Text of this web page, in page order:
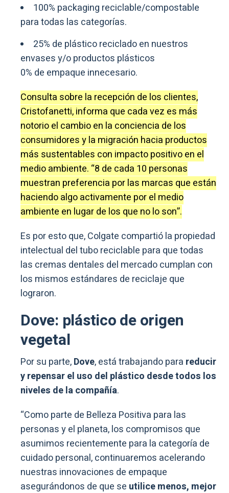
100% packaging reciclable/compostable
para todas las categorías.
25% de plástico reciclado en nuestros
envases y/o productos plásticos
0% de empaque innecesario.
Consulta sobre la recepción de los clientes,
Cristofanetti, informa que cada vez es más
notorio el cambio en la conciencia de los
consumidores y la migración hacia productos
más sustentables con impacto positivo en el
medio ambiente. “8 de cada 10 personas
muestran preferencia por las marcas que están
haciendo algo activamente por el medio
ambiente en lugar de los que no lo son”.
Es por esto que, Colgate compartió la propiedad
intelectual del tubo reciclable para que todas
las cremas dentales del mercado cumplan con
los mismos estándares de reciclaje que
lograron.
Dove: plástico de origen
vegetal
Por su parte,Dove, está trabajando para reducir
y repensar el uso del plástico desde todos los
niveles de la compañía.
“Como parte de Belleza Positiva para las
personas y el planeta, los compromisos que
asumimos recientemente para la categoría de
cuidado personal, continuaremos acelerando
nuestras innovaciones de empaque
asegurándonos de que se utilice menos, mejor